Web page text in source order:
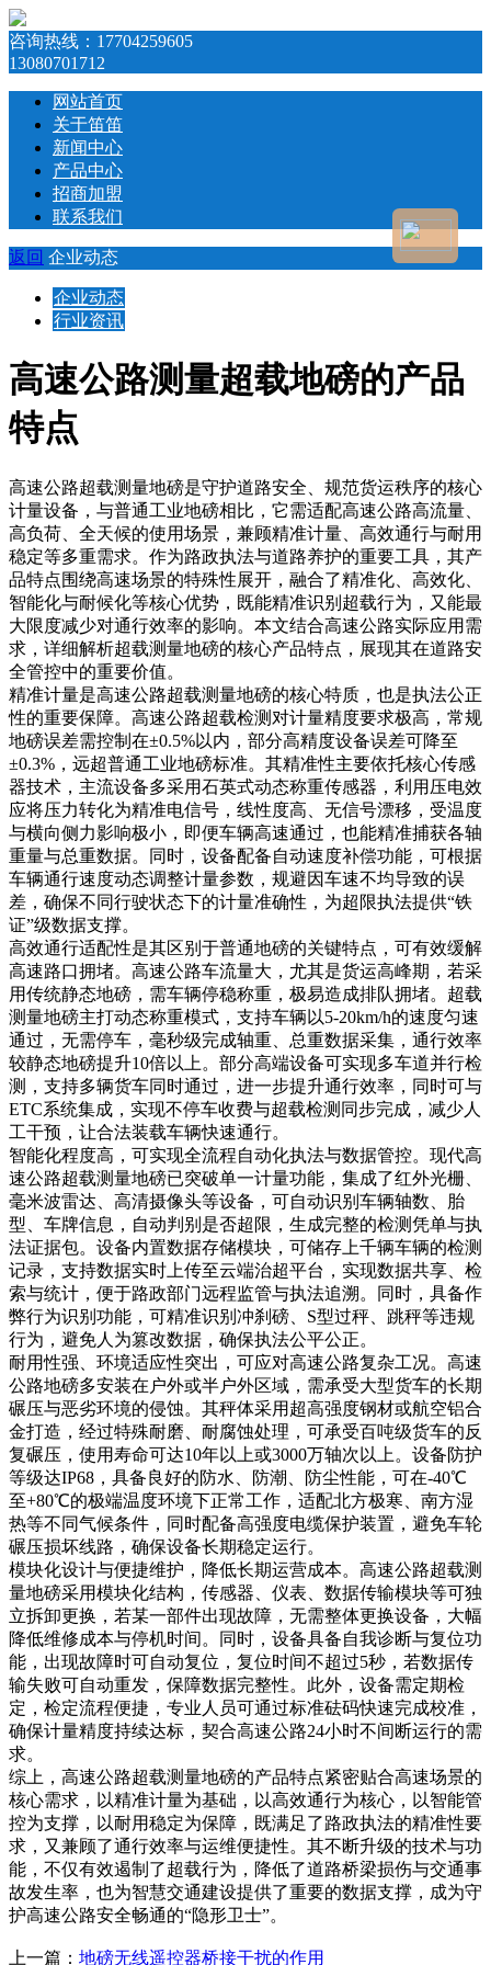
咨询热线： 17704259605
13080701712
网站首页
关于笛笛
新闻中心
产品中心
招商加盟
联系我们
返回 企业动态
企业动态
行业资讯
高速公路测量超载地磅的产品
特点
高速公路超载测量地磅是守护道路安全、规范货运秩序的核心
计量设备，与普通工业地磅相比，它需适配高速公路高流量、
高负荷、全天候的使用场景，兼顾精准计量、高效通行与耐用
稳定等多重需求。作为路政执法与道路养护的重要工具，其产
品特点围绕高速场景的特殊性展开，融合了精准化、高效化、
智能化与耐候化等核心优势，既能精准识别超载行为，又能最
大限度减少对通行效率的影响。本文结合高速公路实际应用需
求，详细解析超载测量地磅的核心产品特点，展现其在道路安
全管控中的重要价值。
精准计量是高速公路超载测量地磅的核心特质，也是执法公正
性的重要保障。高速公路超载检测对计量精度要求极高，常规
地磅误差需控制在±0.5%以内，部分高精度设备误差可降至
±0.3%，远超普通工业地磅标准。其精准性主要依托核心传感
器技术，主流设备多采用石英式动态称重传感器，利用压电效
应将压力转化为精准电信号，线性度高、无信号漂移，受温度
与横向侧力影响极小，即便车辆高速通过，也能精准捕获各轴
重量与总重数据。同时，设备配备自动速度补偿功能，可根据
车辆通行速度动态调整计量参数，规避因车速不均导致的误
差，确保不同行驶状态下的计量准确性，为超限执法提供“铁
证”级数据支撑。
高效通行适配性是其区别于普通地磅的关键特点，可有效缓解
高速路口拥堵。高速公路车流量大，尤其是货运高峰期，若采
用传统静态地磅，需车辆停稳称重，极易造成排队拥堵。超载
测量地磅主打动态称重模式，支持车辆以5-20km/h的速度匀速
通过，无需停车，毫秒级完成轴重、总重数据采集，通行效率
较静态地磅提升10倍以上。部分高端设备可实现多车道并行检
测，支持多辆货车同时通过，进一步提升通行效率，同时可与
ETC系统集成，实现不停车收费与超载检测同步完成，减少人
工干预，让合法装载车辆快速通行。
智能化程度高，可实现全流程自动化执法与数据管控。现代高
速公路超载测量地磅已突破单一计量功能，集成了红外光栅、
毫米波雷达、高清摄像头等设备，可自动识别车辆轴数、胎
型、车牌信息，自动判别是否超限，生成完整的检测凭单与执
法证据包。设备内置数据存储模块，可储存上千辆车辆的检测
记录，支持数据实时上传至云端治超平台，实现数据共享、检
索与统计，便于路政部门远程监管与执法追溯。同时，具备作
弊行为识别功能，可精准识别冲刹磅、S型过秤、跳秤等违规
行为，避免人为篡改数据，确保执法公平公正。
耐用性强、环境适应性突出，可应对高速公路复杂工况。高速
公路地磅多安装在户外或半户外区域，需承受大型货车的长期
碾压与恶劣环境的侵蚀。其秤体采用超高强度钢材或航空铝合
金打造，经过特殊耐磨、耐腐蚀处理，可承受百吨级货车的反
复碾压，使用寿命可达10年以上或3000万轴次以上。设备防护
等级达IP68，具备良好的防水、防潮、防尘性能，可在-40℃
至+80℃的极端温度环境下正常工作，适配北方极寒、南方湿
热等不同气候条件，同时配备高强度电缆保护装置，避免车轮
碾压损坏线路，确保设备长期稳定运行。
模块化设计与便捷维护，降低长期运营成本。高速公路超载测
量地磅采用模块化结构，传感器、仪表、数据传输模块等可独
立拆卸更换，若某一部件出现故障，无需整体更换设备，大幅
降低维修成本与停机时间。同时，设备具备自我诊断与复位功
能，出现故障时可自动复位，复位时间不超过5秒，若数据传
输失败可自动重发，保障数据完整性。此外，设备需定期检
定，检定流程便捷，专业人员可通过标准砝码快速完成校准，
确保计量精度持续达标，契合高速公路24小时不间断运行的需
求。
综上，高速公路超载测量地磅的产品特点紧密贴合高速场景的
核心需求，以精准计量为基础，以高效通行为核心，以智能管
控为支撑，以耐用稳定为保障，既满足了路政执法的精准性要
求，又兼顾了通行效率与运维便捷性。其不断升级的技术与功
能，不仅有效遏制了超载行为，降低了道路桥梁损伤与交通事
故发生率，也为智慧交通建设提供了重要的数据支撑，成为守
护高速公路安全畅通的“隐形卫士”。
上一篇： 地磅无线遥控器桥接干扰的作用